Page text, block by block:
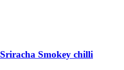
Sriracha Smokey chilli